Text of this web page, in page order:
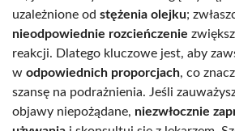
uzależnione od stężenia olejku;
nieodpowiednie rozcieńczenie
reakcji. Dlatego kluczowe jest, aby
w odpowiednich proporcjach, co
szansę na podrażnienia. Jeśli
objawy niepożądane, niezwłocznie